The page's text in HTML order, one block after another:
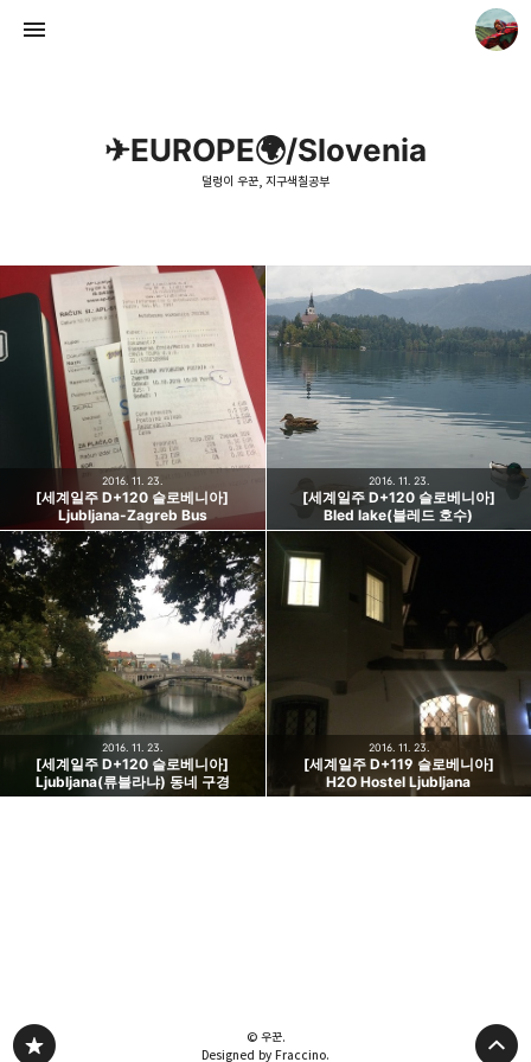
✈EUROPE🌍/Slovenia
덜렁이 우꾼, 지구색칠공부
[세계일주 D+120 슬로베니아]
Ljubljana-Zagreb Bus
2016. 11. 23.
[세계일주 D+120 슬로베니아]
Bled lake(블레드 호수)
2016. 11. 23.
[세계일주 D+120 슬로베니아]
Ljubljana(류블라냐) 동네 구경
2016. 11. 23.
[세계일주 D+119 슬로베니아]
H2O Hostel Ljubljana
2016. 11. 23.
덜렁이 우꾼, 지구색칠공부
우꾼
© 우꾼.
Designed by Fraccino.